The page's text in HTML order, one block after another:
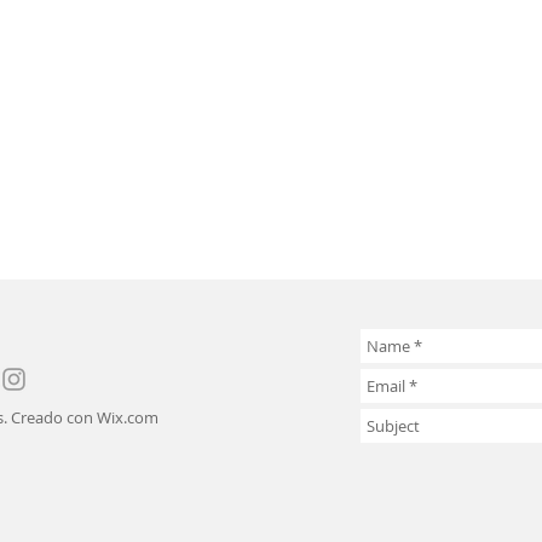
Creado con Wix.com